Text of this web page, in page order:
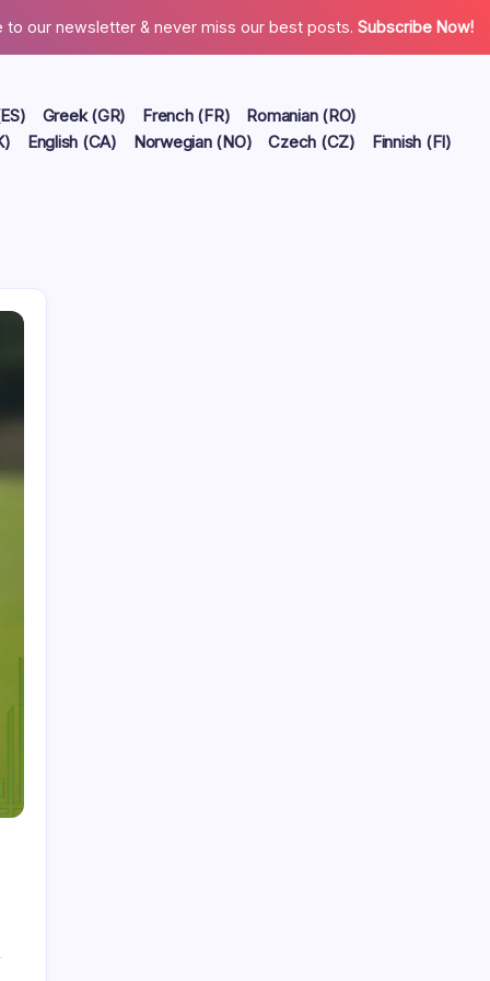
to our newsletter & never miss our best posts. Subscribe Now!
Greek (GR) French (FR)
Romanian (RO)
English (CA) Norwegian (NO) Czech (CZ)
Finnish (FI)